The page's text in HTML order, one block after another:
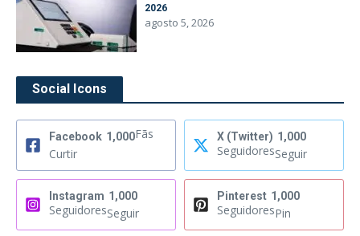
2026
agosto 5, 2026
Social Icons
Facebook 1,000Fãs
Curtir
X (Twitter) 1,000
SeguidoresSeguir
Instagram 1,000
SeguidoresSeguir
Pinterest 1,000
SeguidoresPin